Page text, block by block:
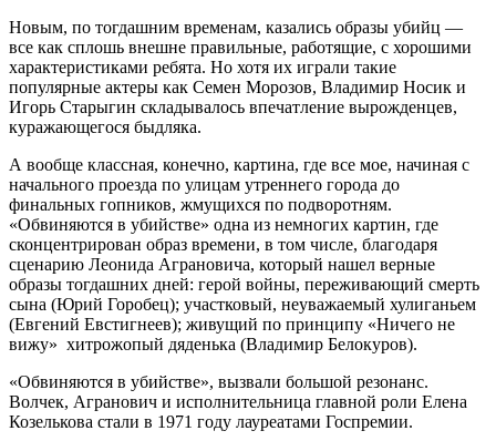
Новым, по тогдашним временам, казались образы убийц —
все как сплошь внешне правильные, работящие, с хорошими
характеристиками ребята. Но хотя их играли такие
популярные актеры как Семен Морозов, Владимир Носик и
Игорь Старыгин складывалось впечатление вырожденцев,
куражающегося быдляка.
А вообще классная, конечно, картина, где все мое, начиная с
начального проезда по улицам утреннего города до
финальных гопников, жмущихся по подворотням.
«Обвиняются в убийстве» одна из немногих картин, где
сконцентрирован образ времени, в том числе, благодаря
сценарию Леонида Аграновича, который нашел верные
образы тогдашних дней: герой войны, переживающий смерть
сына (Юрий Горобец); участковый, неуважаемый хулиганьем
(Евгений Евстигнеев); живущий по принципу «Ничего не
вижу» хитрожопый дяденька (Владимир Белокуров).
«Обвиняются в убийстве», вызвали большой резонанс.
Волчек, Агранович и исполнительница главной роли Елена
Козелькова стали в 1971 году лауреатами Госпремии.